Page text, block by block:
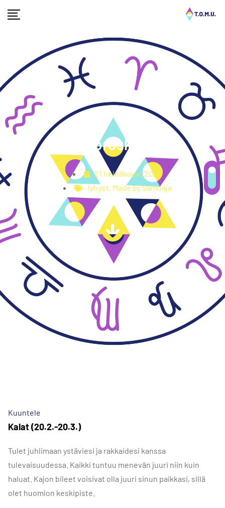
Leirihoroskooppi
21 heinäkuun, 2022
lyhyet, Made by Samoaja
Kuuntele
Kalat (20.2.-20.3.)
Tulet juhlimaan ystäviesi ja rakkaidesi kanssa
tulevaisuudessa. Kaikki tuntuu menevän juuri niin kuin
haluat. Kajon bileet voisivat olla juuri sinun paikkasi, sillä
olet huomion keskipiste.